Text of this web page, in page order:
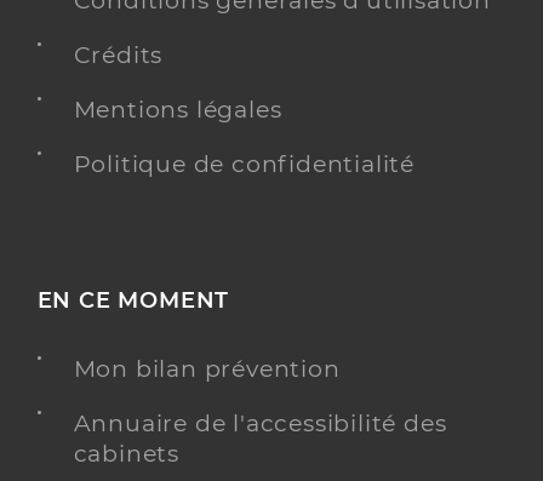
Crédits
Mentions légales
Politique de confidentialité
EN CE MOMENT
Mon bilan prévention
Annuaire de l'accessibilité des
cabinets